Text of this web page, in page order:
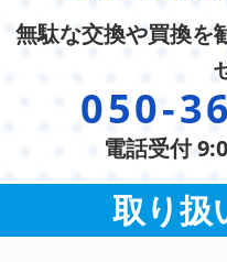
無駄な交換や買換を
050-
電話受付
取り扱